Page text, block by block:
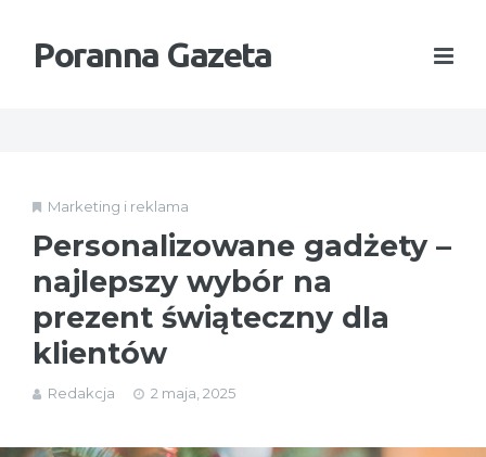
Poranna Gazeta
Marketing i reklama
Personalizowane gadżety –
najlepszy wybór na
prezent świąteczny dla
klientów
Redakcja 2 maja, 2025